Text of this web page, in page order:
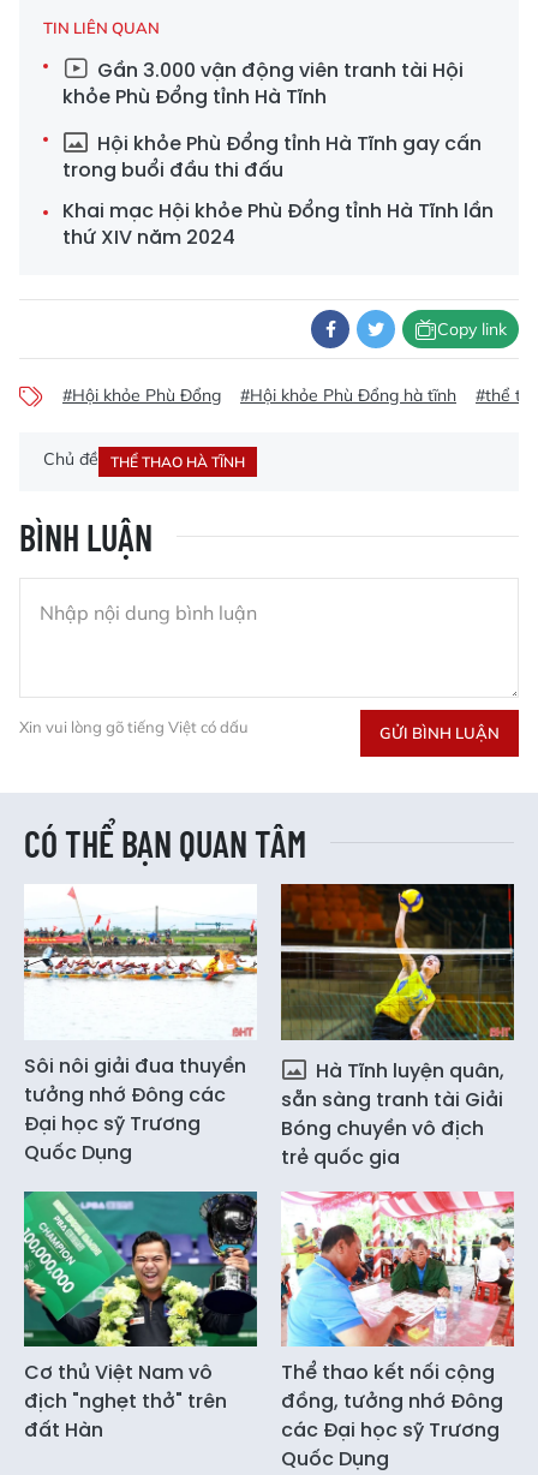
TIN LIÊN QUAN
Gần 3.000 vận động viên tranh tài Hội
khỏe Phù Đổng tỉnh Hà Tĩnh
Hội khỏe Phù Đổng tỉnh Hà Tĩnh gay cấn
trong buổi đầu thi đấu
Khai mạc Hội khỏe Phù Đổng tỉnh Hà Tĩnh lần
thứ XIV năm 2024
Copy link
#Hội khỏe Phù Đổng #Hội khỏe Phù Đổng hà tĩnh #thể
Chủ đề THỂ THAO HÀ TĨNH
BÌNH LUẬN
Xin vui lòng gõ tiếng Việt có dấu GỬI BÌNH LUẬN
CÓ THỂ BẠN QUAN TÂM
Sôi nôi giải đua thuyền
tưởng nhớ Đông các
Đại học sỹ Trương
Quốc Dụng
Hà Tĩnh luyện quân,
sẵn sàng tranh tài Giải
Bóng chuyền vô địch
trẻ quốc gia
Cơ thủ Việt Nam vô
địch "nghẹt thở" trên
đất Hàn
Thể thao kết nối cộng
đồng, tưởng nhớ Đông
các Đại học sỹ Trương
Quốc Dụng